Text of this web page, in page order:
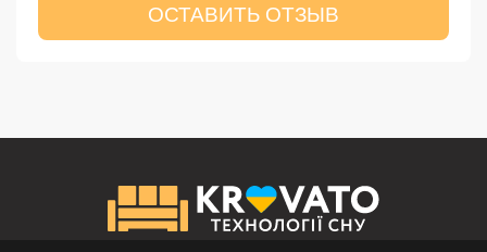
ОСТАВИТЬ ОТЗЫВ